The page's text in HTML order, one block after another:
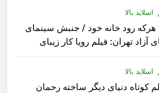
اسلاید بالا
هرکه رود خانه خود / جنبش سینمای
آزاد تهران: فیلم رویا کار زیبای
اسلاید بالا
کوتاه دنیای دیگر ساخته رحمان